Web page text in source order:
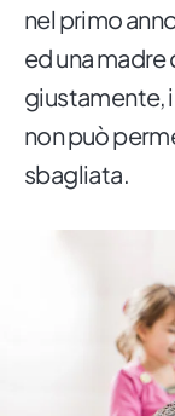
nel primo
ed una
giustamente,
non può
sbagliata.